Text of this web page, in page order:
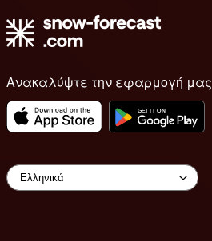
Ανακαλύψτε την εφαρμογή μας